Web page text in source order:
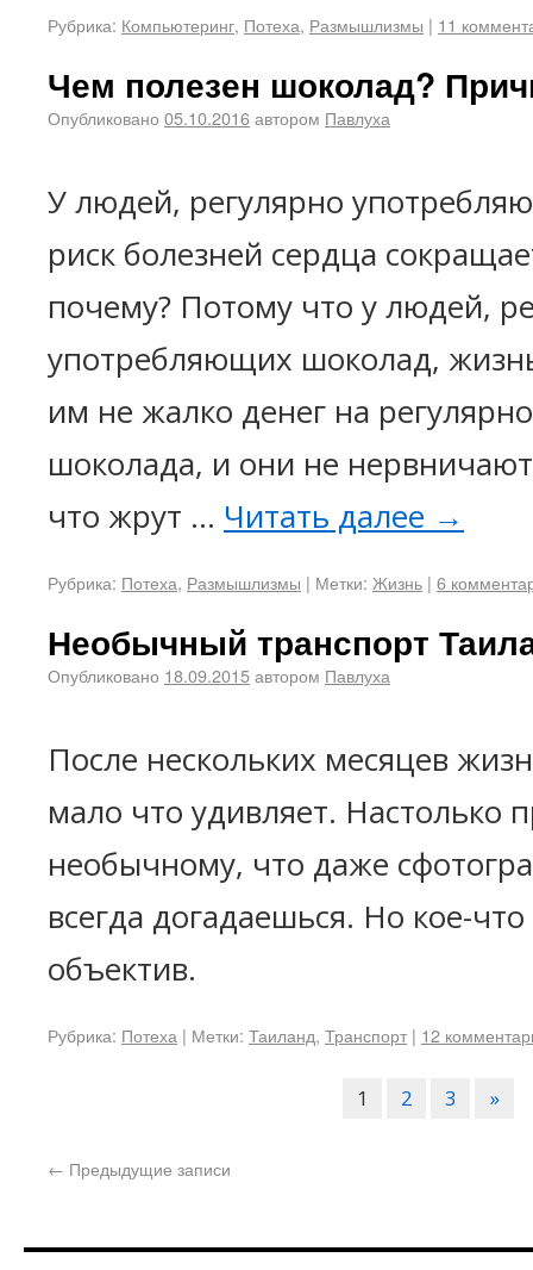
Рубрика: Компьютеринг, Потеха, Размышлизмы | 11
Чем полезен шоколад?
Опубликовано 05.10.2016автором Павлуха
У людей, регулярно
риск болезней сердца
почему? Потому что у людей,
употребляющих шоколад,
им не жалко денег на
шоколада, и они не
что жрут … Читать далее →
Рубрика: Потеха, Размышлизмы | Метки: Жизнь | 6
Необычный транспорт
Опубликовано 18.09.2015автором Павлуха
После нескольких месяцев
мало что удивляет. Настолько
необычному, что даже
всегда догадаешься. Но кое-
объектив.
Рубрика: Потеха | Метки: Таиланд, Транспорт | 12
1 2 3 »
← Предыдущие записи